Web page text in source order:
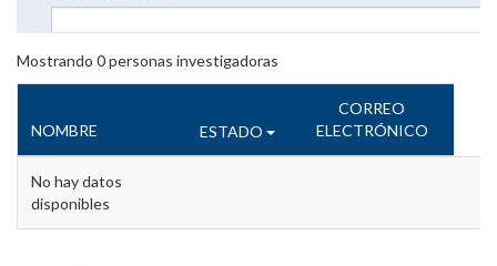
Mostrando 0personas investigadoras
NOMBRE ESTADO
CORREO
ELECTRÓNICO
No hay datos
disponibles